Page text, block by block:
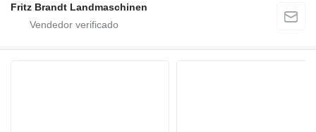
Fritz Brandt Landmaschinen